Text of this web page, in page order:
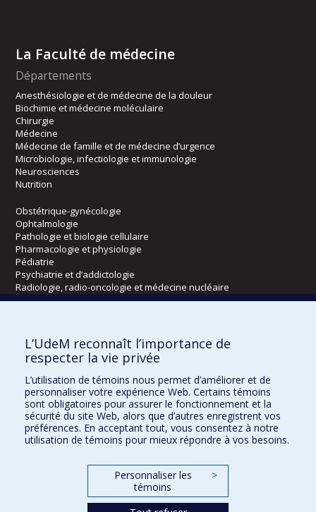
La Faculté de médecine
Départements
Anesthésiologie et de médecine de la douleur
Biochimie et médecine moléculaire
Chirurgie
Médecine
Médecine de famille et de médecine d’urgence
Microbiologie, infectiologie et immunologie
Neurosciences
Nutrition
Obstétrique-gynécologie
Ophtalmologie
Pathologie et biologie cellulaire
Pharmacologie et physiologie
Pédiatrie
Psychiatrie et d’addictologie
Radiologie, radio-oncologie et médecine nucléaire
Kinésiologie et des sciences de l’activité physique
Orthophonie et audiologie
Réadaptation
Directions
DPC
CPASS
L’UdeM reconnaît l’importance de
respecter la vie privée
L’utilisation de témoins nous permet d’améliorer et de
personnaliser votre expérience Web. Certains témoins
sont obligatoires pour assurer le fonctionnement et la
sécurité du site Web, alors que d’autres enregistrent vos
préférences. En acceptant tout, vous consentez à notre
utilisation de témoins pour mieux répondre à vos besoins.
Personnaliser les
témoins
>